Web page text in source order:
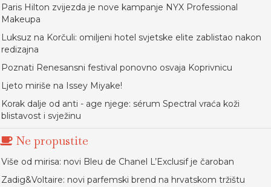
Paris Hilton zvijezda je nove kampanje NYX Professional
Makeupa
Luksuz na Korčuli: omiljeni hotel svjetske elite zablistao nakon
redizajna
Poznati Renesansni festival ponovno osvaja Koprivnicu
Ljeto miriše na Issey Miyake!
Korak dalje od anti - age njege: sérum Spectral vraća koži
blistavost i svježinu
Ne propustite
Više od mirisa: novi Bleu de Chanel L’Exclusif je čaroban
Zadig&Voltaire: novi parfemski brend na hrvatskom tržištu